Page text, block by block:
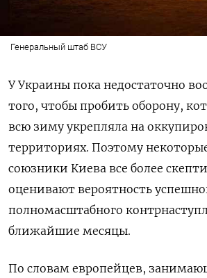
Генеральный штаб ВСУ
У Украины пока недостаточно
того, чтобы пробить оборону,
всю зиму укрепляла на
территориях. Поэтому
союзники Киева все более
оценивают вероятность
полномасштабного
ближайшие месяцы.
По словам европейцев,